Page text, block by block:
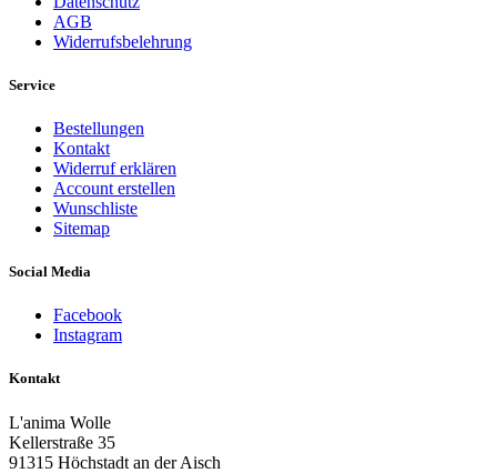
AGB
Widerrufsbelehrung
Service
Bestellungen
Kontakt
Widerruf erklären
Account erstellen
Wunschliste
Sitemap
Social Media
Facebook
Instagram
Kontakt
L'anima Wolle
Kellerstraße 35
91315 Höchstadt an der Aisch